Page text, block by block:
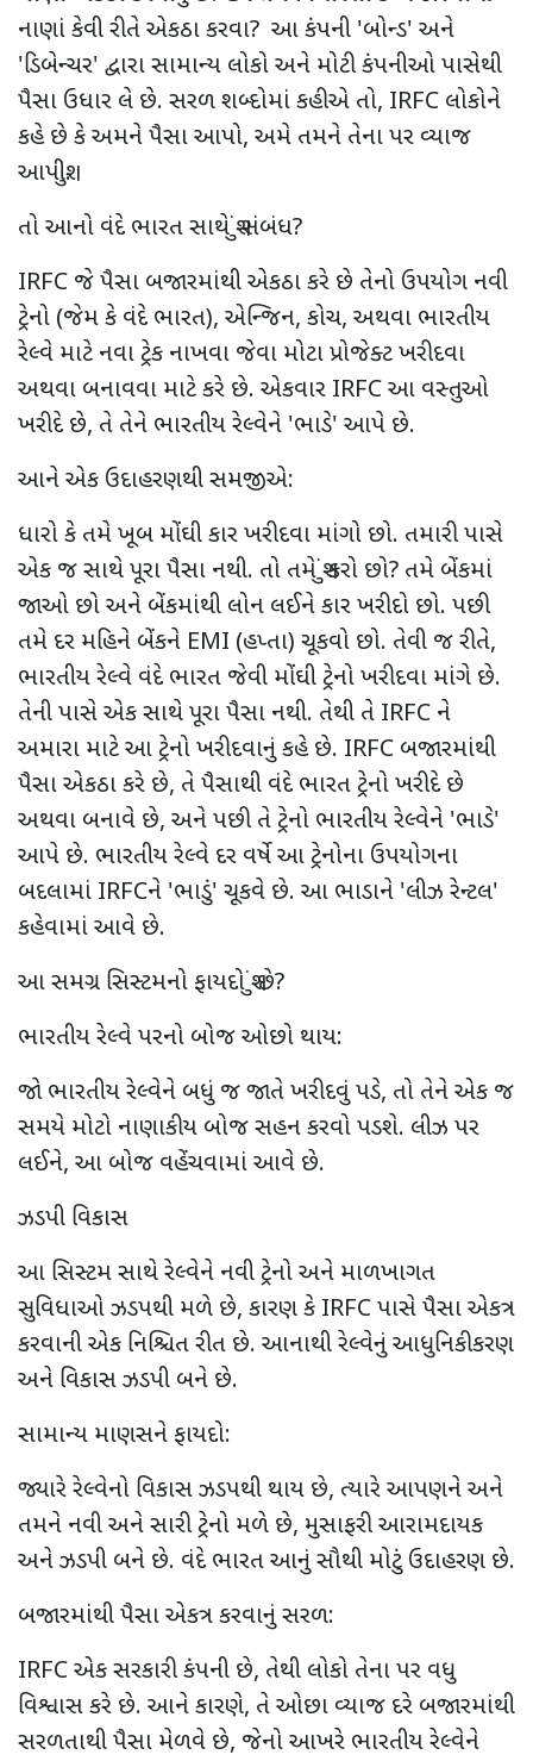
નાણાં કેવી રીતે એકઠા કરવા? આ કંપની 'બોન્ડ' અને
'ડિબેન્ચર' દ્વારા સામાન્ય લોકો અને મોટી કંપનીઓ પાસેથી
પૈસા ઉધાર લે છે. સરળ શબ્દોમાં કહીએ તો, IRFC લોકોને
કહે છે કે અમને પૈસા આપો, અમે તમને તેના પર વ્યાજ
આપીશું.
તો આનો વંદે ભારત સાથે શું સંબંધ?
IRFC જે પૈસા બજારમાંથી એકઠા કરે છે તેનો ઉપયોગ નવી
ટ્રેનો (જેમ કે વંદે ભારત), એન્જિન, કોચ, અથવા ભારતીય
રેલ્વે માટે નવા ટ્રેક નાખવા જેવા મોટા પ્રોજેક્ટ ખરીદવા
અથવા બનાવવા માટે કરે છે. એકવાર IRFC આ વસ્તુઓ
ખરીદે છે, તે તેને ભારતીય રેલ્વેને 'ભાડે' આપે છે.
આને એક ઉદાહરણથી સમજીએ:
ધારો કે તમે ખૂબ મોંઘી કાર ખરીદવા માંગો છો. તમારી પાસે
એક જ સાથે પૂરા પૈસા નથી. તો તમે શું કરો છો? તમે બેંકમાં
જાઓ છો અને બેંકમાંથી લોન લઈને કાર ખરીદો છો. પછી
તમે દર મહિને બેંકને EMI (હપ્તા) ચૂકવો છો. તેવી જ રીતે,
ભારતીય રેલ્વે વંદે ભારત જેવી મોંઘી ટ્રેનો ખરીદવા માંગે છે.
તેની પાસે એક સાથે પૂરા પૈસા નથી. તેથી તે IRFC ને
અમારા માટે આ ટ્રેનો ખરીદવાનું કહે છે. IRFC બજારમાંથી
પૈસા એકઠા કરે છે, તે પૈસાથી વંદે ભારત ટ્રેનો ખરીદે છે
અથવા બનાવે છે, અને પછી તે ટ્રેનો ભારતીય રેલ્વેને 'ભાડે'
આપે છે. ભારતીય રેલ્વે દર વર્ષે આ ટ્રેનોના ઉપયોગના
બદલામાં IRFCને 'ભાડું' ચૂકવે છે. આ ભાડાને 'લીઝ રેન્ટલ'
કહેવામાં આવે છે.
આ સમગ્ર સિસ્ટમનો ફાયદો શું છે?
ભારતીય રેલ્વે પરનો બોજ ઓછો થાય:
જો ભારતીય રેલ્વેને બધું જ જાતે ખરીદવું પડે, તો તેને એક જ
સમયે મોટો નાણાકીય બોજ સહન કરવો પડશે. લીઝ પર
લઈને, આ બોજ વહેંચવામાં આવે છે.
ઝડપી વિકાસ
આ સિસ્ટમ સાથે રેલ્વેને નવી ટ્રેનો અને માળખાગત
સુવિધાઓ ઝડપથી મળે છે, કારણ કે IRFC પાસે પૈસા એકત્ર
કરવાની એક નિશ્ચિત રીત છે. આનાથી રેલ્વેનું આધુનિકીકરણ
અને વિકાસ ઝડપી બને છે.
સામાન્ય માણસને ફાયદો:
જ્યારે રેલ્વેનો વિકાસ ઝડપથી થાય છે, ત્યારે આપણને અને
તમને નવી અને સારી ટ્રેનો મળે છે, મુસાફરી આરામદાયક
અને ઝડપી બને છે. વંદે ભારત આનું સૌથી મોટું ઉદાહરણ છે.
બજારમાંથી પૈસા એકત્ર કરવાનું સરળ:
IRFC એક સરકારી કંપની છે, તેથી લોકો તેના પર વધુ
વિશ્વાસ કરે છે. આને કારણે, તે ઓછા વ્યાજ દરે બજારમાંથી
સરળતાથી પૈસા મેળવે છે, જેનો આખરે ભારતીય રેલ્વેને